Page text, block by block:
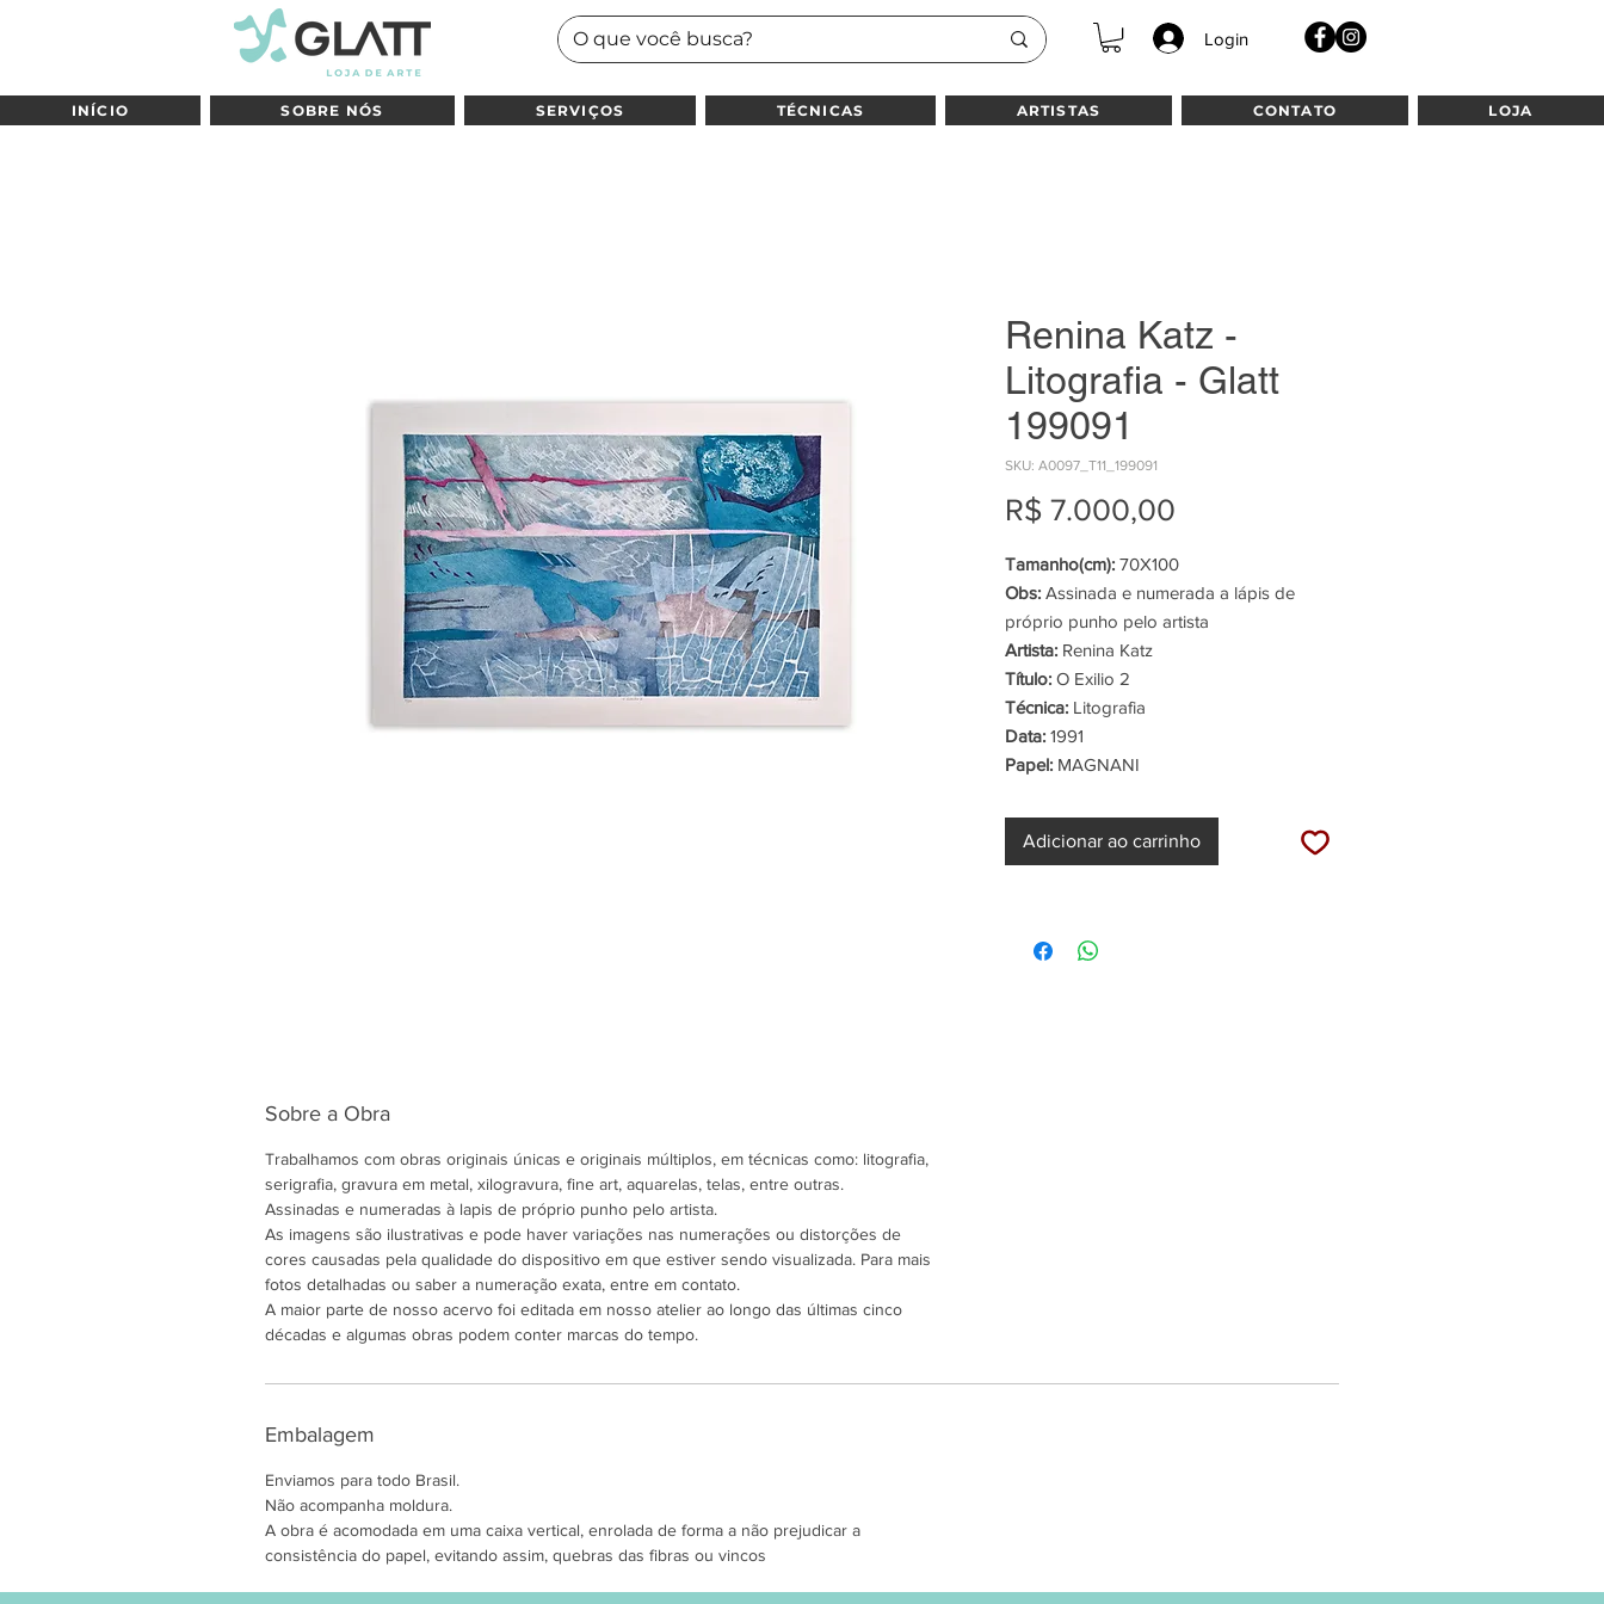
Login
INÍCIO SOBRE NÓS SERVIÇOS TÉCNICAS ARTISTAS CONTATO LOJA
Renina Katz -
Litografia - Glatt
199091
SKU: A0097_T11_199091
R$ 7.000,00
Tamanho(cm): 70X100
Obs: Assinada e numerada a lápis de
próprio punho pelo artista
Artista: Renina Katz
Título: O Exilio 2
Técnica: Litografia
Data: 1991
Papel: MAGNANI
Adicionar ao carrinho
Sobre a Obra
Trabalhamos com obras originais únicas e originais múltiplos, em técnicas como: litografia,
serigrafia, gravura em metal, xilogravura, fine art, aquarelas, telas, entre outras.
Assinadas e numeradas à lapis de próprio punho pelo artista.
As imagens são ilustrativas e pode haver variações nas numerações ou distorções de
cores causadas pela qualidade do dispositivo em que estiver sendo visualizada. Para mais
fotos detalhadas ou saber a numeração exata, entre em contato.
A maior parte de nosso acervo foi editada em nosso atelier ao longo das últimas cinco
décadas e algumas obras podem conter marcas do tempo.
Embalagem
Enviamos para todo Brasil.
Não acompanha moldura.
A obra é acomodada em uma caixa vertical, enrolada de forma a não prejudicar a
consistência do papel, evitando assim, quebras das fibras ou vincos